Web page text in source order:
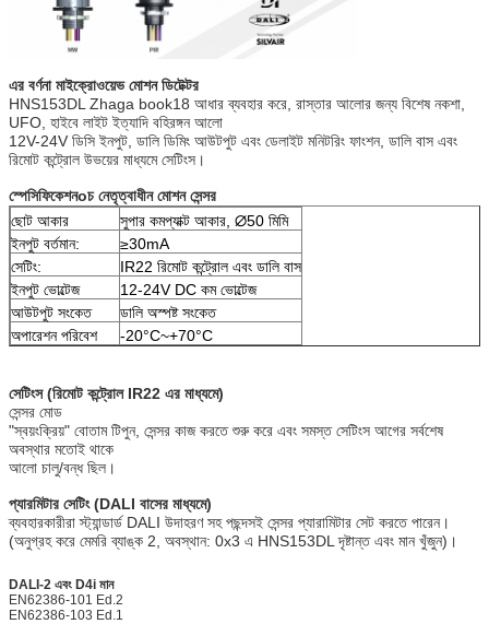
এর বর্ণনা মাইক্রোওয়েভ মোশন ডিটেক্টর
HNS153DL Zhaga book18 আধার ব্যবহার করে, রাস্তার আলোর জন্য বিশেষ নকশা,
UFO, হাইবে লাইট ইত্যাদি বহিরঙ্গন আলো
12V-24V ডিসি ইনপুট, ডালি ডিমিং আউটপুট এবং ডেলাইট মনিটরিং ফাংশন, ডালি বাস এবং
রিমোট কন্ট্রোল উভয়ের মাধ্যমে সেটিংস।
স্পেসিফিকেশনoচ নেতৃত্বাধীন মোশন সেন্সর
ছোট আকার
সুপার কমপ্যাক্ট আকার, ∅50 মিমি
ইনপুট বর্তমান:
≥30mA
সেটিং:
IR22 রিমোট কন্ট্রোল এবং ডালি বাস
ইনপুট ভোল্টেজ
12-24V DC কম ভোল্টেজ
আউটপুট সংকেত
ডালি অস্পষ্ট সংকেত
অপারেশন পরিবেশ
-20°C~+70°C
সেটিংস (রিমোট কন্ট্রোল IR22 এর মাধ্যমে)
সেন্সর মোড
"স্বয়ংক্রিয়" বোতাম টিপুন, সেন্সর কাজ করতে শুরু করে এবং সমস্ত সেটিংস আগের সর্বশেষ
অবস্থার মতোই থাকে
আলো চালু/বন্ধ ছিল।
প্যারমিটার সেটিং (DALI বাসের মাধ্যমে)
ব্যবহারকারীরা স্ট্যান্ডার্ড DALI উদাহরণ সহ পছন্দসই সেন্সর প্যারামিটার সেট করতে পারেন।
(অনুগ্রহ করে মেমরি ব্যাঙ্ক 2, অবস্থান: 0x3 এ HNS153DL দৃষ্টান্ত এবং মান খুঁজুন)।
DALI-2 এবং D4i মান
EN62386-101 Ed.2
EN62386-103 Ed.1